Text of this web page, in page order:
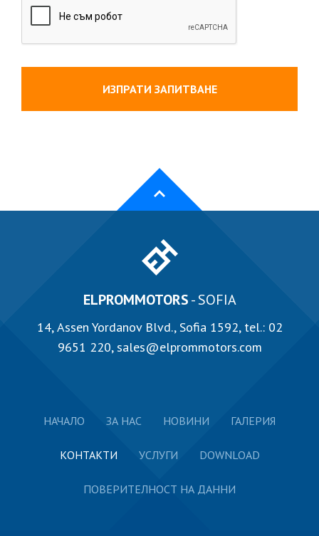
ИЗПРАТИ ЗАПИТВАНЕ
ELPROMMOTORS- SOFIA
14, Аssen Yordanov Blvd., Sofia 1592, tel.: 02
9651 220,sales@elprommotors.com
НАЧАЛО ЗА НАС НОВИНИ ГАЛЕРИЯ
КОНТАКТИ УСЛУГИ DOWNLOAD
ПОВЕРИТЕЛНОСТ НА ДАННИ